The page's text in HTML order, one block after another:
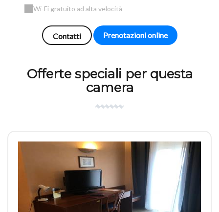
Wi-Fi gratuito ad alta velocità
Contatti Prenotazioni online
Offerte speciali per questa
camera